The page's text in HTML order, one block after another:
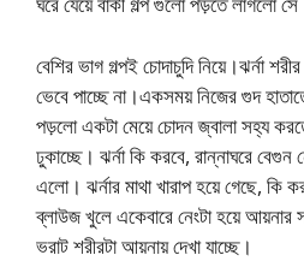
বেশির ভাগ গল্পই চোদাচুদি নিয়ে।ঝর্না
ভেবে পাচ্ছে না।একসময় নিজের গুদ
পড়লো একটা মেয়ে চোদন জ্বালা সহ্য
ঢুকাচ্ছে। ঝর্না কি করবে, রান্নাঘরে বেগুন
এলো। ঝর্নার মাথা খারাপ হয়ে গেছে, কি
ব্লাউজ খুলে একেবারে নেংটা হয়ে আয়নার
ভরাট শরীরটা আয়নায় দেখা যাচ্ছে।